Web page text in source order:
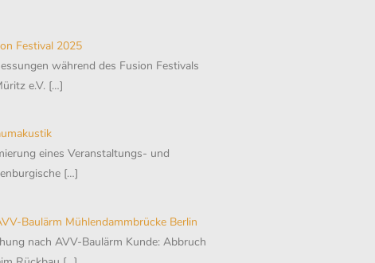
Festival 2025
während des Fusion Festivals
e.V. […]
eines Veranstaltungs- und
[…]
Baulärm Mühlendammbrücke Berlin
nach AVV-Baulärm Kunde: Abbruch